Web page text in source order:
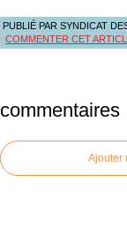
PUBLIÉ PAR SYNDICAT
COMMENTER CET
commentaires
Ajouter